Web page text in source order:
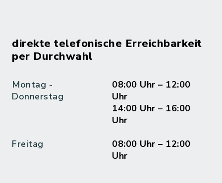
direkte telefonische Erreichbarkeit
per Durchwahl
Montag -
Donnerstag
08:00 Uhr – 12:00
Uhr
14:00 Uhr – 16:00
Uhr
Freitag
08:00 Uhr – 12:00
Uhr